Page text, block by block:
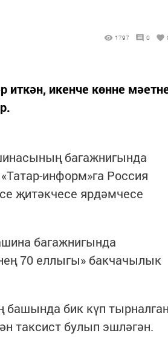
1797 0
икенче көнне
багажнигында
информ»га Россия
җитәкчесе ярдәмчесе
багажнигында
70 еллыгы» бакчачылык
башында бик күп
таксист булып эшләгән.